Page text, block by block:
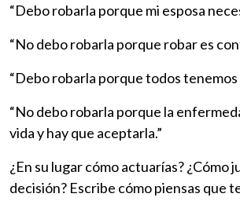
“Debo robarla porque mi esposa
“No debo robarla porque robar es
“Debo robarla porque todos tenemos
“No debo robarla porque la
vida y hay que aceptarla.”
¿En su lugar cómo actuarías? ¿Cómo
decisión? Escribe cómo piensas que